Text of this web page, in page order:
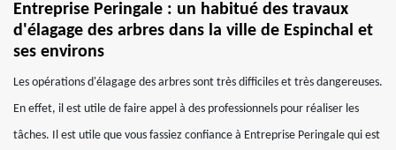
Entreprise Peringale : un habitué des travaux
d'élagage des arbres dans la ville de Espinchal et
ses environs
Les opérations d'élagage des arbres sont très difficiles et très dangereuses.
En effet, il est utile de faire appel à des professionnels pour réaliser les
tâches. Il est utile que vous fassiez confiance à Entreprise Peringale qui est